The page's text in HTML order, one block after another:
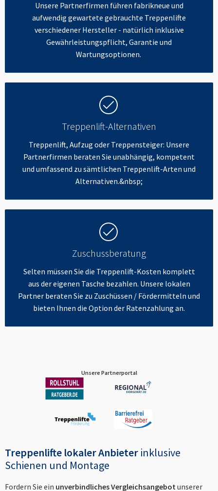
Unsere Partnerfirmen führen fabrikneue und
aufwendig gewartete gebrauchte Treppenlifte
verschiedener Hersteller - natürlich inklusive
Gewährleistungspflicht, Garantie und
Wartungsoptionen.
Treppenlift-Alternativen
Treppenlift, Aufzug oder Treppensteiger: Unsere
Partnerfirmen beraten Sie unabhängig, kompetent
und umfassend zu sämtlichen Treppenlift-Arten und
Alternativen.&nbsp;
Zuschussberatung
Selten müssen Sie die Treppenlift-Kosten komplett
aus der eigenen Tasche bezahlen. Unsere lokalen
Partner beraten Sie zu Zuschüssen / Fördermitteln und
bieten Ihnen die Option der Ratenzahlung an.
Unsere Partnerportal
Treppenlifte lokaler Anbieter inklusive
Schienen und Montage
Fordern Sie ein unverbindliches Vergleichsangebotunserer